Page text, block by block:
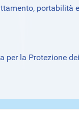
portabilità
per la Protezione